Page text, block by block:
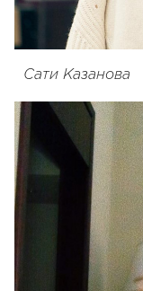
Сати Казанова